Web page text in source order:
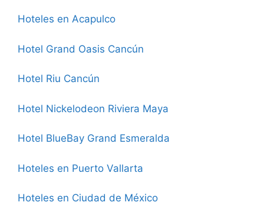
Hoteles en Acapulco
Hotel Grand Oasis Cancún
Hotel Riu Cancún
Hotel Nickelodeon Riviera Maya
Hotel BlueBay Grand Esmeralda
Hoteles en Puerto Vallarta
Hoteles en Ciudad de México